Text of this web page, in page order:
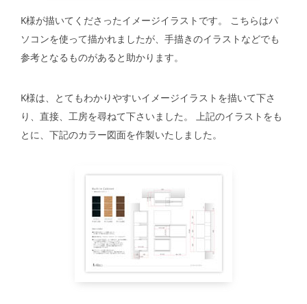
K様が描いてくださったイメージイラストです。 こちらはパ
ソコンを使って描かれましたが、手描きのイラストなどでも
参考となるものがあると助かります。
K様は、とてもわかりやすいイメージイラストを描いて下さ
り、直接、工房を尋ねて下さいました。 上記のイラストをも
とに、下記のカラー図面を作製いたしました。